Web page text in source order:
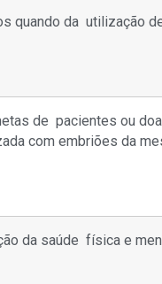
quando da utilização
de pacientes ou
com embriões da
da saúde física e